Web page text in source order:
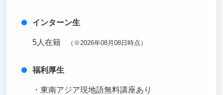
インターン生
5人在籍 （※2026年08月08日時点）
福利厚生
・東南アジア現地語無料講座あり